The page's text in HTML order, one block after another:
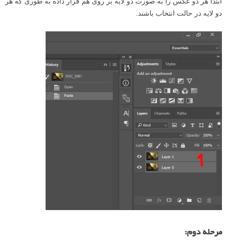
به همین منظور حتما بایستی از نرم افزارهای مخصوص برای اینکار استفاده
کرد.
آنالیز قرار داده و آنها را به صورت هوشمندانه بر روی هم منطبق می کند.
برای دسترسی به این امکانات فتوشاپ:
مرحله اول:
ابتدا هر دو عکس را به صورت دو لایه بر روی هم قرار داده به طوری که هر
دو لایه در حالت انتخاب باشند.